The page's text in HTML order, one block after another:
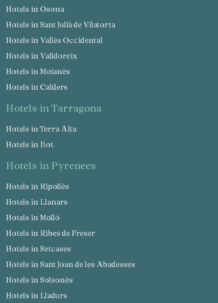
Hotels in Osona
Hotels in Sant Julià de Vilatorta
Hotels in Vallès Occidental
Hotels in Valldoreix
Hotels in Moianès
Hotels in Calders
hotels in Tarragona
Hotels in Terra Alta
Hotels in Bot
hotels in Pyrenees
Hotels in Ripollès
Hotels in Llanars
Hotels in Molló
Hotels in Ribes de Freser
Hotels in Setcases
Hotels in Sant Joan de les Abadesses
Hotels in Solsonès
Hotels in Lladurs